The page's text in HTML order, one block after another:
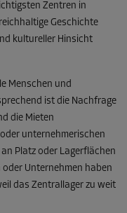
Zentren in
Geschichte
kultureller Hinsicht
Menschen und
ist die Nachfrage
die Mieten
unternehmerischen
Platz oder Lagerflächen
Unternehmen haben
das Zentrallager zu weit